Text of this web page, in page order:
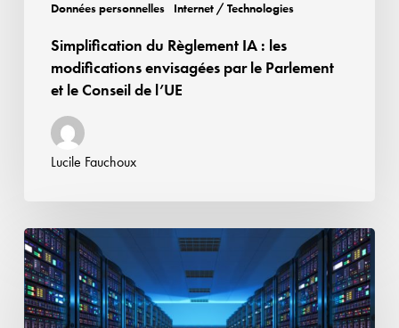
Données personnelles Internet / Technologies
Conseil
Simplification du Règlement IA : les
modifications envisagées par le Parlement
et le Conseil de l’UE
Lucile Fauchoux
Airbnb
peut-
elle
se